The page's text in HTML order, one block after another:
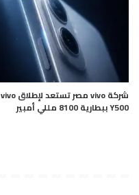
شركة vivo مصر تستعد لإطلاق vivo
Y500 ببطارية 8100 مللي أمبير